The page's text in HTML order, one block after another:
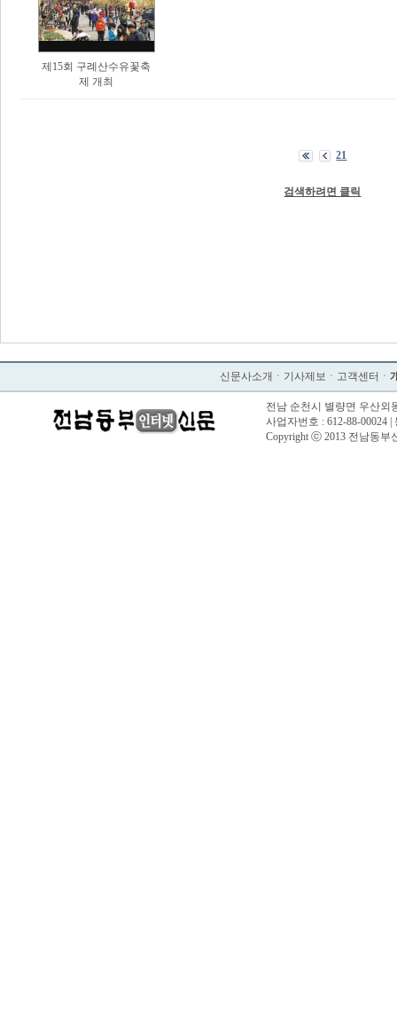
제15회 구례산수유꽃축
제 개최
21
검색하려면 클릭
신문사소개 ㆍ 기사제보 ㆍ 고객센터 ㆍ
전남 순천시 별량면 우산외
사업자번호 : 612-88-00024
Copyright ⓒ 2013 전남동부